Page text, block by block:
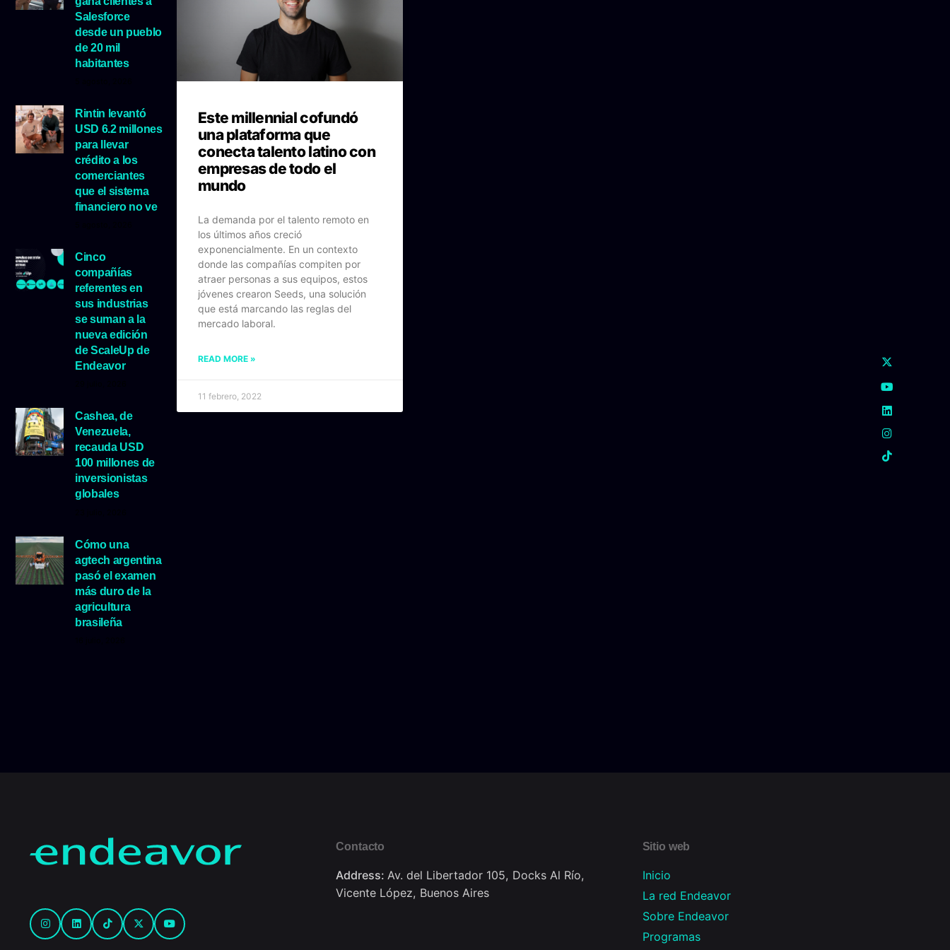
Salesforce
desde un pueblo
de 20 mil
habitantes
Rintin levantó
USD 6.2 millones
para llevar
crédito a los
comerciantes
que el sistema
financiero no ve
Cinco
compañías
referentes en
sus industrias
se suman a la
nueva edición
de ScaleUp de
Endeavor
Cashea, de
Venezuela,
recauda USD
100 millones de
inversionistas
globales
Cómo una
agtech argentina
pasó el examen
más duro de la
agricultura
brasileña
Este millennial cofundó
una plataforma que
conecta talento latino con
empresas de todo el
mundo
La demanda por el talento remoto en
los últimos años creció
exponencialmente. En un contexto
donde las compañías compiten por
atraer personas a sus equipos, estos
jóvenes crearon Seeds, una solución
que está marcando las reglas del
mercado laboral.
READ MORE »
11 febrero, 2022
Contacto
Address: Av. del Libertador 105, Docks Al Río,
Vicente López, Buenos Aires
Sitio web
Inicio
La red Endeavor
Sobre Endeavor
Programas